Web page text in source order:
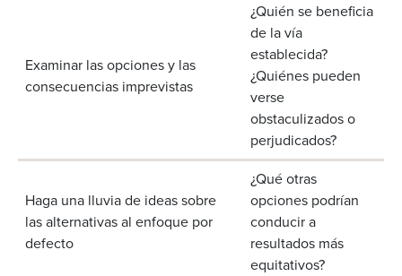
Examinar las opciones y las
consecuencias imprevistas
¿Quién se beneficia
de la vía
establecida?
¿Quiénes pueden
verse
obstaculizados o
perjudicados?
Haga una lluvia de ideas sobre
las alternativas al enfoque por
defecto
¿Qué otras
opciones podrían
conducir a
resultados más
equitativos?